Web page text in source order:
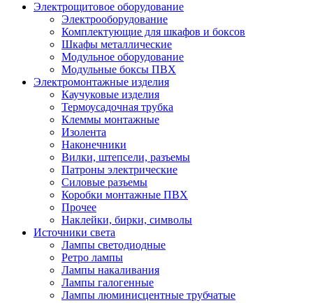
Электрощитовое оборудование
Электрооборудование
Комплектующие для шкафов и боксов
Шкафы металлические
Модульное оборудование
Модульные боксы ПВХ
Электромонтажные изделия
Каучуковые изделия
Термоусадочная трубка
Клеммы монтажные
Изолента
Наконечники
Вилки, штепсели, разъемы
Патроны электрические
Силовые разъемы
Коробки монтажные ПВХ
Прочее
Наклейки, бирки, символы
Источники света
Лампы светодиодные
Ретро лампы
Лампы накаливания
Лампы галогенные
Лампы люминисцентные трубчатые